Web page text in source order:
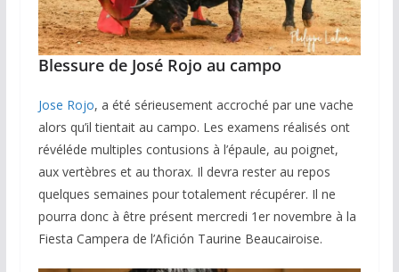
Blessure de José Rojo au campo
Jose Rojo, a été sérieusement accroché par une vache
alors qu’il tientait au campo. Les examens réalisés ont
révéléde multiples contusions à l’épaule, au poignet,
aux vertèbres et au thorax. Il devra rester au repos
quelques semaines pour totalement récupérer. Il ne
pourra donc à être présent mercredi 1er novembre à la
Fiesta Campera de l’Afición Taurine Beaucairoise.